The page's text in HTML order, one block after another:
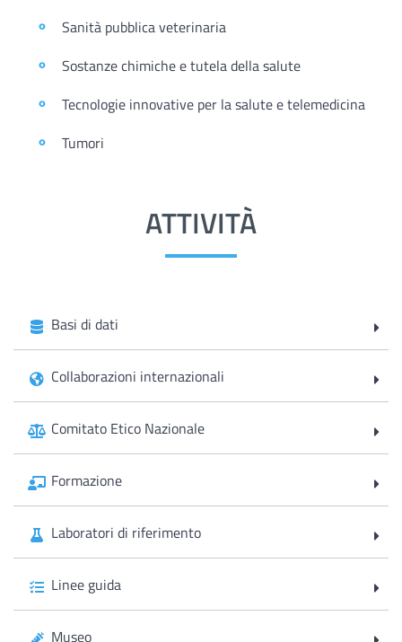
Sanità pubblica veterinaria
Sostanze chimiche e tutela della salute
Tecnologie innovative per la salute e telemedicina
Tumori
ATTIVITÀ
Basi di dati
Collaborazioni internazionali
Comitato Etico Nazionale
Formazione
Laboratori di riferimento
Linee guida
Museo